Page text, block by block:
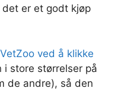
er et godt kjøp
ved å klikke
i store størrelser på
de andre), så den